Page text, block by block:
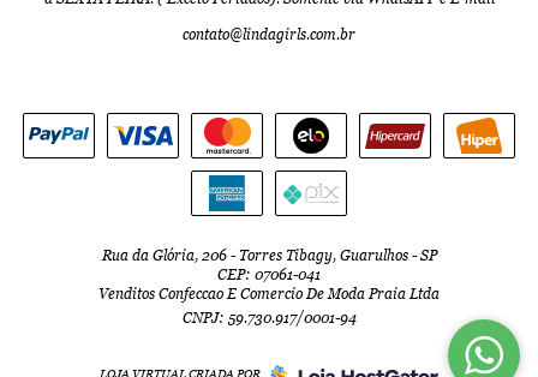
contato@lindagirls.com.br
Rua da Glória, 206- Torres Tibagy, Guarulhos- SP
CEP: 07061-041
Venditos Confeccao E Comercio De Moda Praia Ltda
CNPJ: 59.730.917/0001-94
LOJA VIRTUAL CRIADA POR